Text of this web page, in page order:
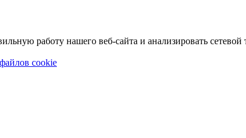
работу нашего веб-сайта и анализировать сетевой
cookie